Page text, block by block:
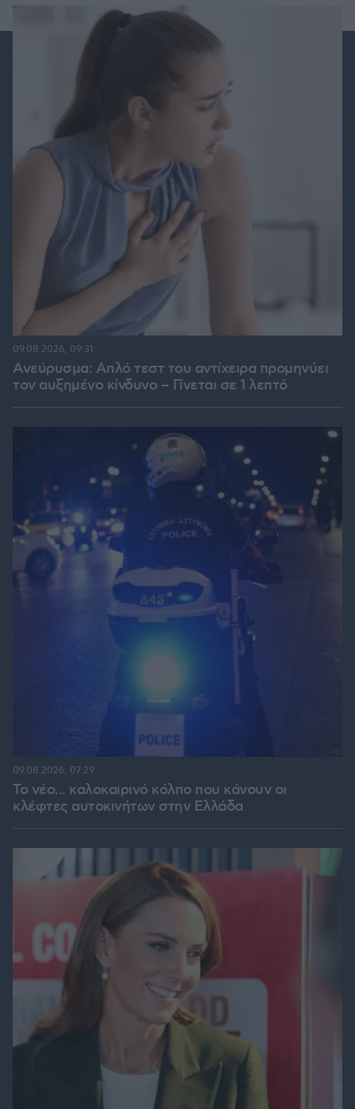
Ανεύρυσμα: Απλό τεστ του αντίχειρα προμηνύει
τον αυξημένο κίνδυνο – Γίνεται σε 1 λεπτό
09.08.2026, 09:31
Το νέο... καλοκαιρινό κόλπο που κάνουν οι
κλέφτες αυτοκινήτων στην Ελλάδα
09.08.2026, 07:29